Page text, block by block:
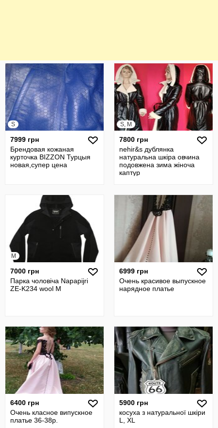
S
7999 грн
Брендовая кожаная
курточка BIZZON Турцыя
новая,супер цена
S, M
7800 грн
nehir&s дублянка
натуральна шкіра овчина
подовжена зима жіноча
каптур
M
7000 грн
Парка чоловіча Napapijri
ZE-K234 wool M
6999 грн
Очень красивое выпускное
нарядное платье
6400 грн
Очень класное випускное
платье 36-38р.
5900 грн
косуха з натуральної шкіри
L, XL